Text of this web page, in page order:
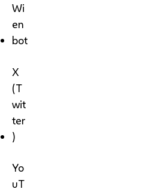
Wi
en
bot
X
(T
wit
ter
)
Yo
uT